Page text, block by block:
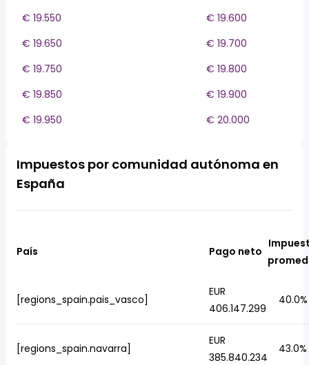
€ 19.550
€ 19.600
€ 19.650
€ 19.700
€ 19.750
€ 19.800
€ 19.850
€ 19.900
€ 19.950
€ 20.000
Impuestos por comunidad autónoma en
España
País Pago neto
[regions_spain.pais_vasco]
EUR
406.147.299
40.0%
[regions_spain.navarra]
EUR
385.840.234
43.0%